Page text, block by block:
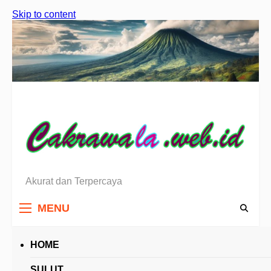
Skip to content
Berita Sulawesi Utara
Akurat dan Terpercaya
MENU
HOME
HEADLINES